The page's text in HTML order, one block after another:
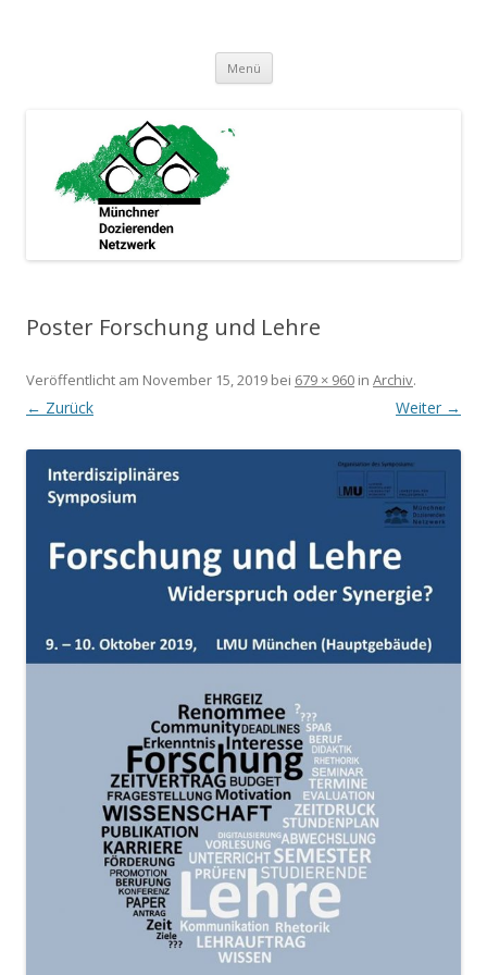
Menü Springe
Inhalt
Poster Forschung und Lehre
Veröffentlicht am November 15, 2019 bei 679 × 960 in Archiv.
← Zurück Weiter →